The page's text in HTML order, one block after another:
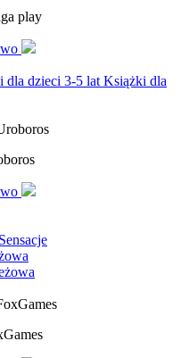
play
dla dzieci 3-5 lat Książki dla